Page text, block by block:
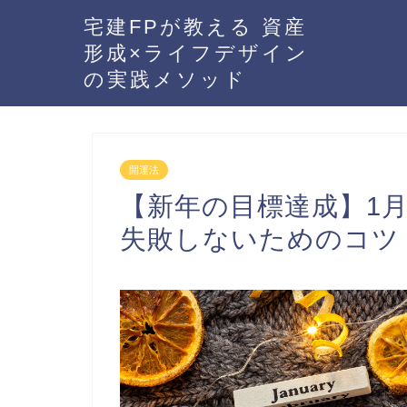
宅建FPが教える 資産
形成×ライフデザイン
の実践メソッド
開運法
【新年の目標達成】1
失敗しないためのコツ